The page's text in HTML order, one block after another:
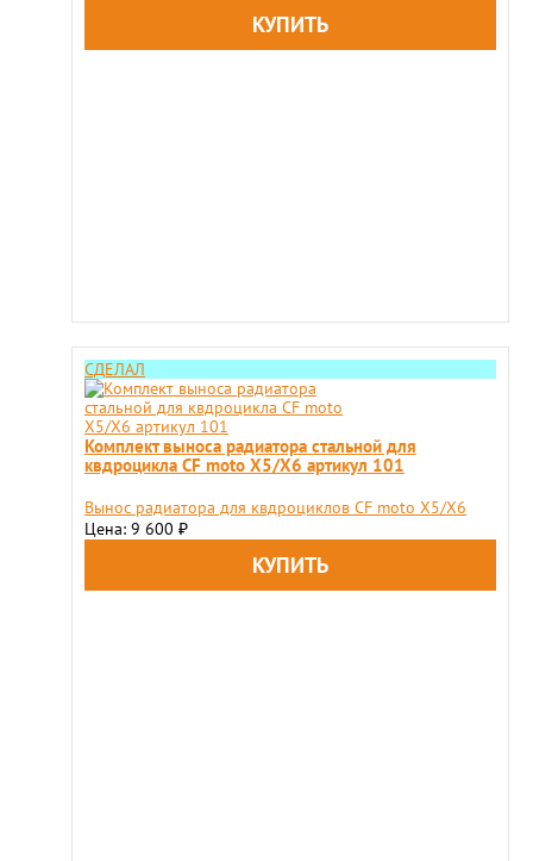
СДЕЛАЛ
Комплект выноса радиатора стальной для
квдроцикла СF moto Х5/X6 артикул 101
Вынос радиатора для квдроциклов СF moto Х5/X6
Цена: 9 600 ₽